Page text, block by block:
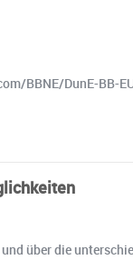
BBNE/DunE-BB-
über die